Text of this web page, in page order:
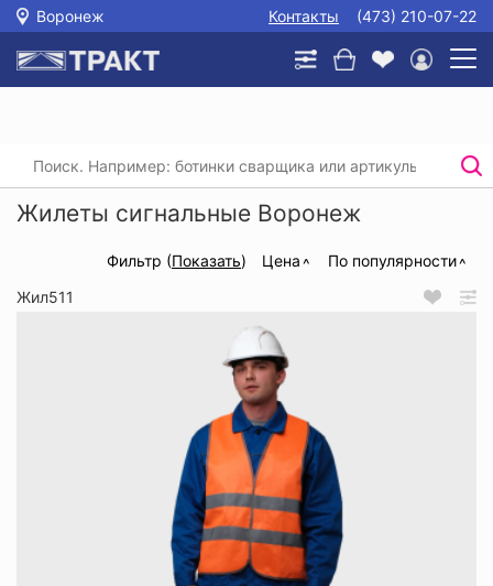
Воронеж Контакты (473) 210-07-22
Главная / / Жилеты сигнальные
Жилеты сигнальные Воронеж
Фильтр (Показать) Цена
По популярности
Жил511